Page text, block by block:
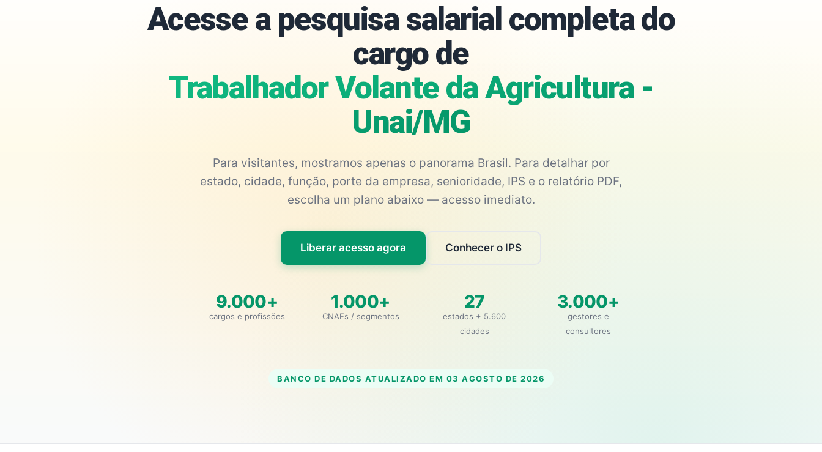
Acesse a pesquisa salarial completa do
cargo de
Trabalhador Volante da Agricultura -
Unai/MG
Para visitantes, mostramos apenas o panorama Brasil. Para detalhar por
estado, cidade, função, porte da empresa, senioridade, IPS e o relatório PDF,
escolha um plano abaixo — acesso imediato.
Liberar acesso agora Conhecer o IPS
9.000+
cargos e profissões
1.000+
CNAEs / segmentos
27
estados + 5.600
cidades
3.000+
gestores e
consultores
BANCO DE DADOS ATUALIZADO EM 03 AGOSTO DE 2026